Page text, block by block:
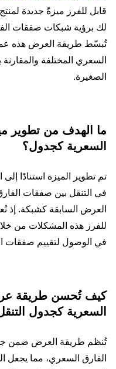
قابل للفرز ميزةً جديدة
لك برؤية شبكات صفقات
تُبسّط طريقة العرض هذه
السعري المختلفة والمقارنة
الصغيرة.
ما الهدف من تطوير
السعرية كجدول؟
تم تطوير الميزة استنادًا
في التنقل بين صفقات
العرض السابقة كشبكة. إذ
للفرز هذه المشكلات من
في الوصول لتقييم صفقات
كيف تُحسن طريقة
السعرية كجدول
تُنظم طريقة العرض ضمن
الفارق السعري، مما يجعل